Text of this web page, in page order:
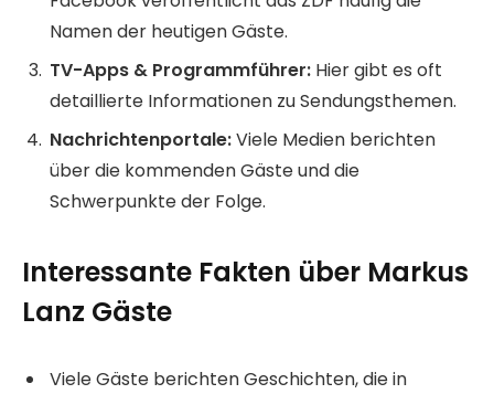
Namen der heutigen Gäste.
TV-Apps & Programmführer: Hier gibt es oft
detaillierte Informationen zu Sendungsthemen.
Nachrichtenportale:Viele Medien berichten
über die kommenden Gäste und die
Schwerpunkte der Folge.
Interessante Fakten über Markus
Lanz Gäste
Viele Gäste berichten Geschichten, die in